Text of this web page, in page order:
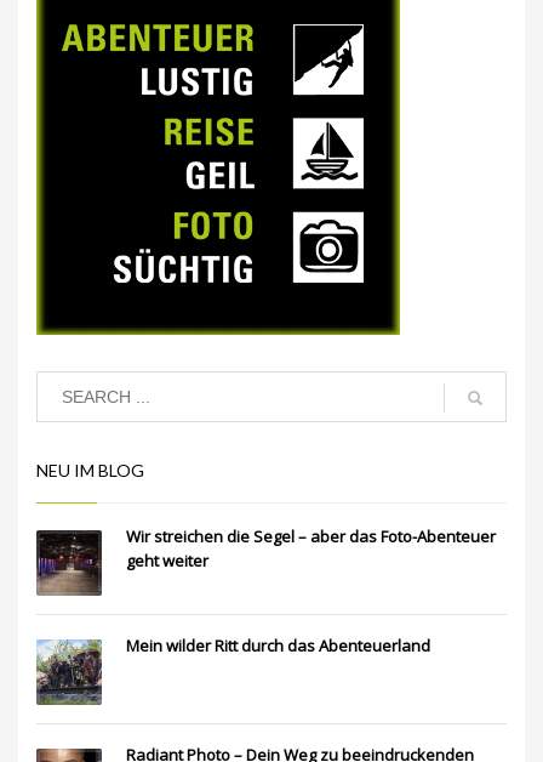
NEU IM BLOG
Wir streichen die Segel – aber das Foto-Abenteuer
geht weiter
Mein wilder Ritt durch das Abenteuerland
Radiant Photo – Dein Weg zu beeindruckenden